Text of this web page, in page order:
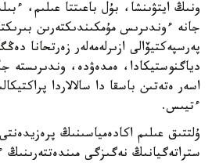
ونىڭ ايتۋىنشا، بۇل باعىتتا عىلىم،
جانە ءوندىرىس مۇمكىندىكتەرىن
پەرسپەكتيۆالى ازىرلەمەلەر زەرتحانا
دياگنوستيكادا، ەمدەۋدە، وندىرىستە
اسەر ەتەتىن باسقا دا سالالاردا
ءتيىس.
ۇلتتىق عىلىم اكادەمياسىنىڭ
ستراتەگيانىڭ نەگىزگى مىندەتتەرىنىڭ